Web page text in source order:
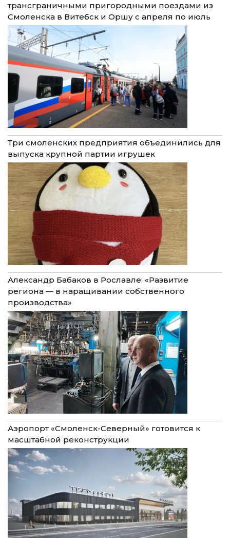
трансграничными пригородными поездами из
Смоленска в Витебск и Оршу с апреля по июль
Три смоленских предприятия объединились для
выпуска крупной партии игрушек
Александр Бабаков в Рославле: «Развитие
региона — в наращивании собственного
производства»
Аэропорт «Смоленск-Северный» готовится к
масштабной реконструкции